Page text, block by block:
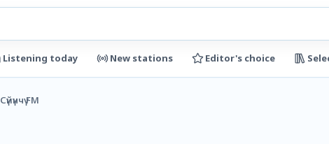
Listening today New stations Editor's choice
Сүйүнчү FM